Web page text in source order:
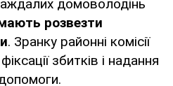
домоволодінь
розвезти
. Зранку районні комісії
збитків і надання